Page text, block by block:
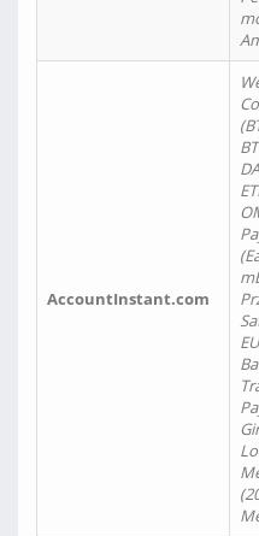
AccountInstant.com